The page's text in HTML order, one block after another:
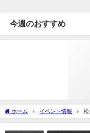
今週のおすすめ
ホーム イベント情報 松